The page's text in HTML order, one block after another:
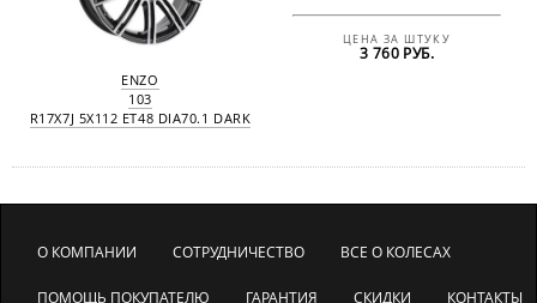
ENZO
103
R17X7J 5X112 ET48 DIA70.1 DARK
ЦЕНА ЗА ШТУКУ
3 760 РУБ.
О КОМПАНИИ СОТРУДНИЧЕСТВО ВСЕ О КОЛЕСАХ
ПОМОЩЬ ПОКУПАТЕЛЮ ГАРАНТИЯ СКИДКИ КОНТАКТЫ